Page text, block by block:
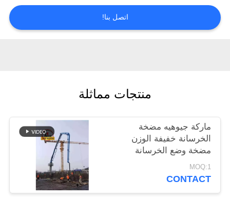
اتصل
بنا
خريطة
الموقع
سياسة
الخصوصية
اتصل بنا!
منتجات مماثلة
ماركة جيوهيه مضخة
الخرسانة خفيفة الوزن
مضخة وضع الخرسانة
MOQ:1
CONTACT